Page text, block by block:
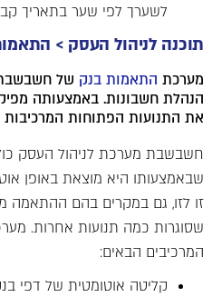
לשערך לפי שער בתאריך
תוכנה לניהול העסק >
מערכת התאמות בנק של
הנהלת חשבונות. באמצעותה
את התנועות הפתוחות
חשבשבת מערכת לניהול העסק
שבאמצעותו היא מוצאת באופן
זו לזו, גם במקרים בהם ההתאמה
שסוגרות כמה תנועות אחרות.
המרכיבים הבאים:
קליטה אוטומטית של דפי